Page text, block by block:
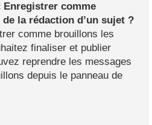
comme
la rédaction d’un sujet ?
comme brouillons les
finaliser et publier
reprendre les messages
depuis le panneau de